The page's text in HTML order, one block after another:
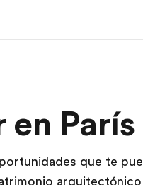
Ver todo lo
en París
que te